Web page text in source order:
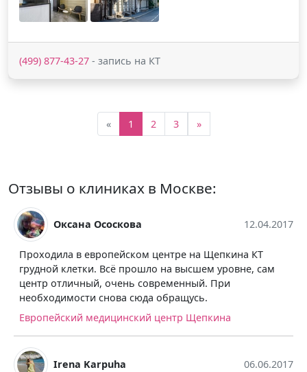
(499) 877-43-27 - запись на КТ
« 1 2 3 »
Отзывы о клиниках в Москве:
Оксана Ососкова 12.04.2017
Проходила в европейском центре на Щепкина КТ
грудной клетки. Всё прошло на высшем уровне, сам
центр отличный, очень современный. При
необходимости снова сюда обращусь.
Европейский медицинский центр Щепкина
Irena Karpuha 06.06.2017